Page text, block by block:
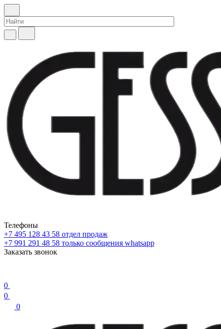
Телефоны
+7 495 128 43 58 отдел продаж
+7 991 291 48 58 только сообщения whatsapp
Заказать звонок
0
0
0